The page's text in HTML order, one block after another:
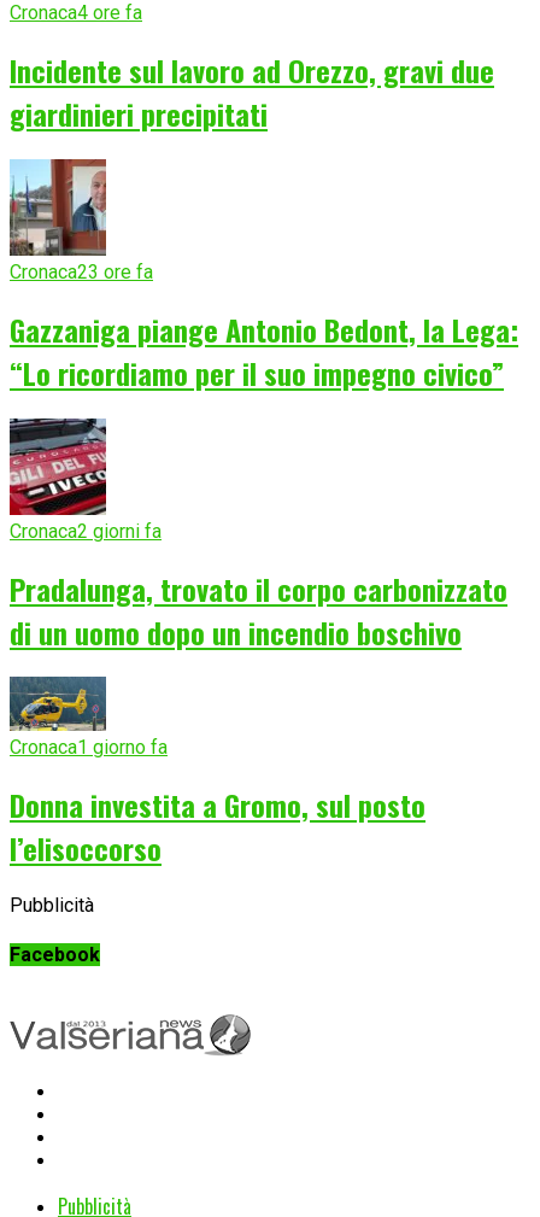
Cronaca4 ore fa
Incidente sul lavoro ad Orezzo, gravi due
giardinieri precipitati
Cronaca23 ore fa
Gazzaniga piange Antonio Bedont, la Lega:
“Lo ricordiamo per il suo impegno civico”
Cronaca2 giorni fa
Pradalunga, trovato il corpo carbonizzato
di un uomo dopo un incendio boschivo
Cronaca1 giorno fa
Donna investita a Gromo, sul posto
l’elisoccorso
Pubblicità
Facebook
Pubblicità